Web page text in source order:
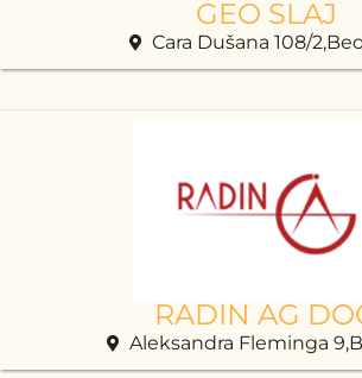
GEO SLAJ
Cara Dušana 108/
RADIN AG
Aleksandra Fleminga